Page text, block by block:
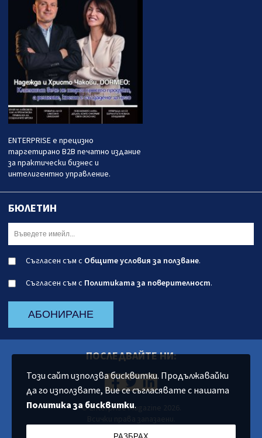
ENTERPRISE е прецизно
таргетирано B2B печатно издание
за практически бизнес и
интелигентно управление.
БЮЛЕТИН
Съгласен съм с Общите условия за ползване.
Съгласен съм с Политиката за поверителност.
АБОНИРАНЕ
ПОСЛЕДВАЙТЕ НИ:
© Enterprise Magazine 2026.
Този сайт използва бисквитки. Продължавайки
да го използвате, Вие се съгласявате с нашата
Политика за бисквитки.
РАЗБРАХ